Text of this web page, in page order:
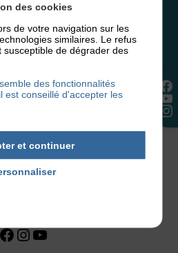
faire un don ?
InstagramYouTube
des cookies
de votre navigation sur les
similaires. Le refus
susceptible de dégrader des
des fonctionnalités
est conseillé d'accepter les
et continuer